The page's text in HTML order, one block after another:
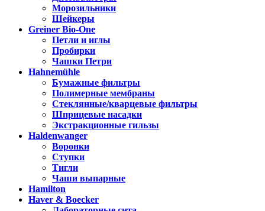
Морозильники
Шейкеры
Greiner Bio-One
Петли и иглы
Пробирки
Чашки Петри
Hahnemühle
Бумажные фильтры
Полимерные мембраны
Стеклянные/кварцевые фильтры
Шприцевые насадки
Экстракционные гильзы
Haldenwanger
Воронки
Ступки
Тигли
Чаши выпарные
Hamilton
Haver & Boecker